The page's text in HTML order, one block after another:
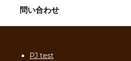
問い合わせ
PJ test